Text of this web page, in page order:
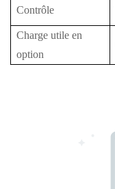
Contrôle
Charge utile en
option